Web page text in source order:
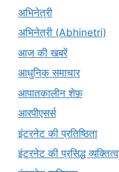
अभिनेत्री
अभिनेत्री (Abhinetri)
आज की खबरें
आधुनिक समाचार
आपातकालीन शेफ़
आरपीएसर्स
इंटरनेट की प्रतिष्ठिता
इंटरनेट की प्रसिद्ध व्यक्तित्व